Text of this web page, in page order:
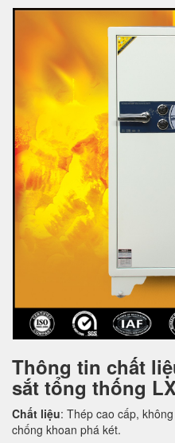
Thông tin chất
sắt tổng thống
Chất liệu: Thép cao cấp,
chống khoan phá két.